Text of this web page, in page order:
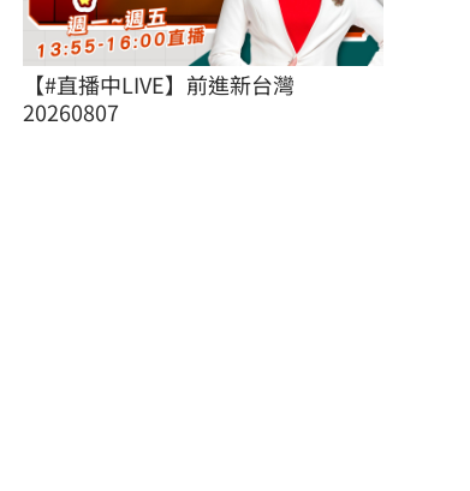
【#直播中LIVE】前進新台灣
20260807